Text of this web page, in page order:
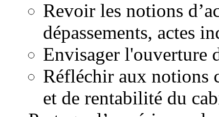
Revoir les notions
dépassements, actes
Envisager l'ouverture
Réfléchir aux notions
et de rentabilité du